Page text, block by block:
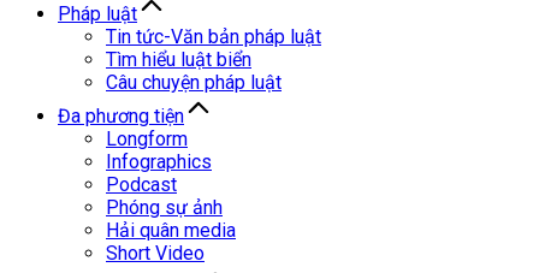
Pháp luật
Tin tức-Văn bản pháp luật
Tìm hiểu luật biển
Câu chuyện pháp luật
Đa phương tiện
Longform
Infographics
Podcast
Phóng sự ảnh
Hải quân media
Short Video